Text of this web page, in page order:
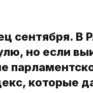
сентября. В
но если
которые